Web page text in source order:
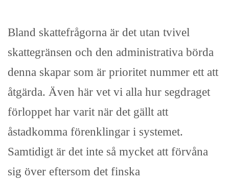
Bland skattefrågorna är det utan tvivel
skattegränsen och den administrativa börda
denna skapar som är prioritet nummer ett att
åtgärda. Även här vet vi alla hur segdraget
förloppet har varit när det gällt att
åstadkomma förenklingar i systemet.
Samtidigt är det inte så mycket att förvåna
sig över eftersom det finska